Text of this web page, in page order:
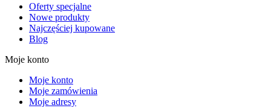
Oferty specjalne
Nowe produkty
Najczęściej kupowane
Blog
Moje konto
Moje konto
Moje zamówienia
Moje adresy